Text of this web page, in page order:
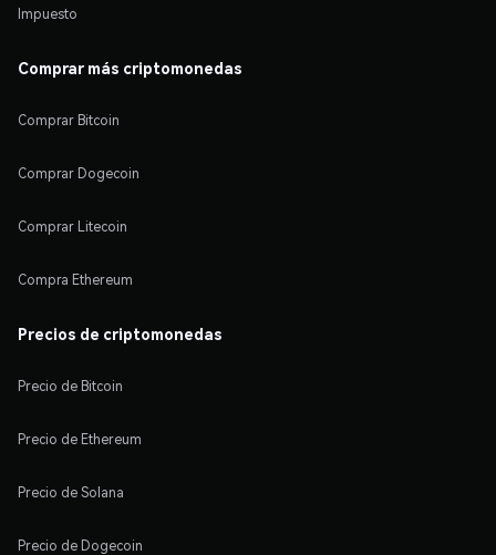
Impuesto
Comprar más criptomonedas
Comprar Bitcoin
Comprar Dogecoin
Comprar Litecoin
Compra Ethereum
Precios de criptomonedas
Precio de Bitcoin
Precio de Ethereum
Precio de Solana
Precio de Dogecoin